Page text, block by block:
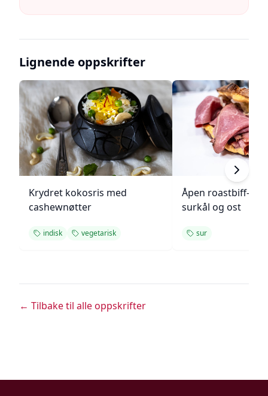
Lignende oppskrifter
Krydret kokosris med
cashewnøtter
indisk vegetarisk
Åpen roastbiff-
surkål og ost
sur
← Tilbake til alle oppskrifter